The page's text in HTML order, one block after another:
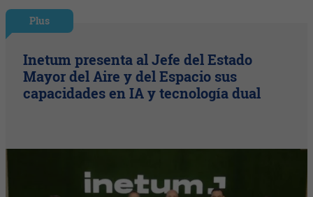
Plus
Inetum presenta al Jefe del Estado
Mayor del Aire y del Espacio sus
capacidades en IA y tecnología dual